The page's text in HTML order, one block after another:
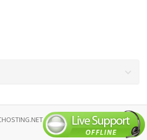
Minden Jog Fenntartva.